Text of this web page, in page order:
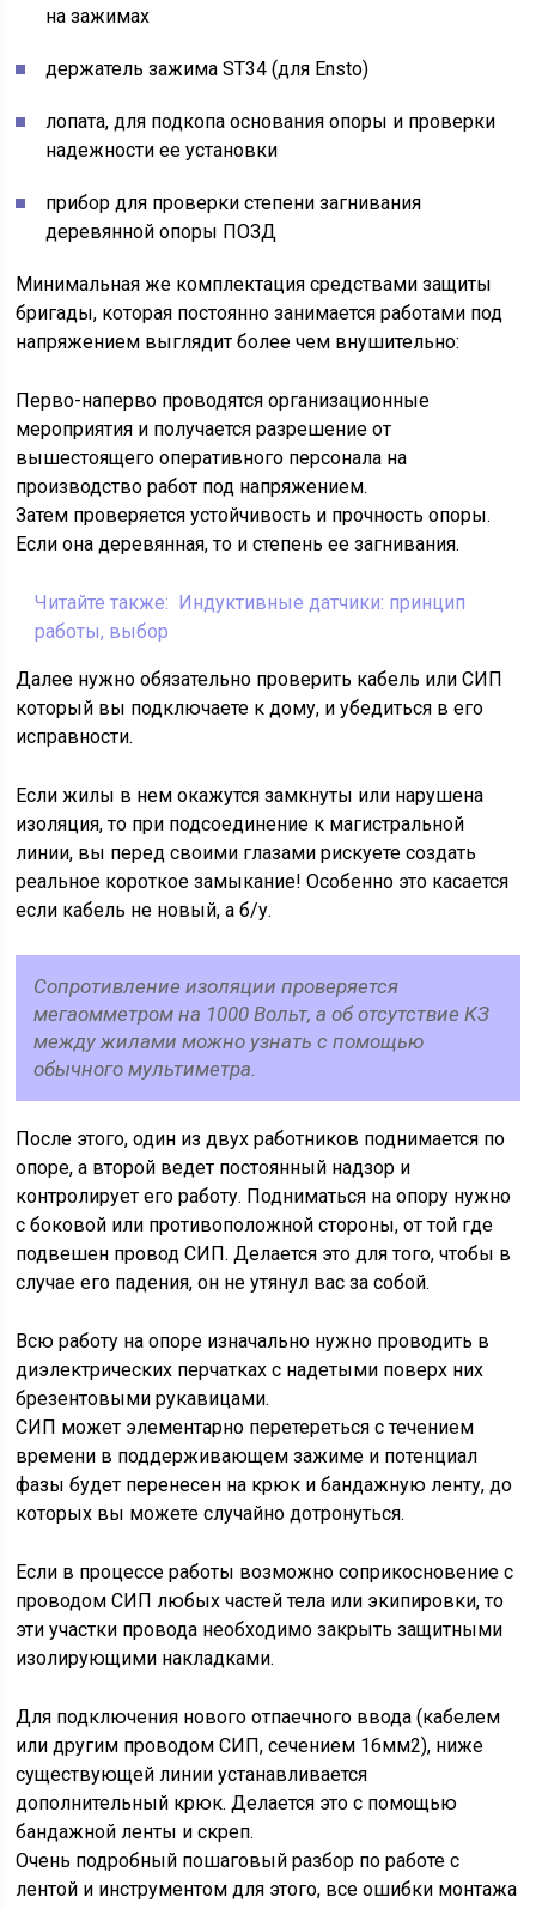
на зажимах
держатель зажима ST34 (для Ensto)
лопата, для подкопа основания опоры и проверки
надежности ее установки
прибор для проверки степени загнивания
деревянной опоры ПОЗД
Минимальная же комплектация средствами защиты
бригады, которая постоянно занимается работами под
напряжением выглядит более чем внушительно:
Перво-наперво проводятся организационные
мероприятия и получается разрешение от
вышестоящего оперативного персонала на
производство работ под напряжением.
Затем проверяется устойчивость и прочность опоры.
Если она деревянная, то и степень ее загнивания.
Читайте также: Индуктивные датчики: принцип
работы, выбор
Далее нужно обязательно проверить кабель или СИП
который вы подключаете к дому, и убедиться в его
исправности.
Если жилы в нем окажутся замкнуты или нарушена
изоляция, то при подсоединение к магистральной
линии, вы перед своими глазами рискуете создать
реальное короткое замыкание! Особенно это касается
если кабель не новый, а б/у.
Сопротивление изоляции проверяется
мегаомметром на 1000 Вольт, а об отсутствие КЗ
между жилами можно узнать с помощью
обычного мультиметра.
После этого, один из двух работников поднимается по
опоре, а второй ведет постоянный надзор и
контролирует его работу. Подниматься на опору нужно
с боковой или противоположной стороны, от той где
подвешен провод СИП. Делается это для того, чтобы в
случае его падения, он не утянул вас за собой.
Всю работу на опоре изначально нужно проводить в
диэлектрических перчатках с надетыми поверх них
брезентовыми рукавицами.
СИП может элементарно перетереться с течением
времени в поддерживающем зажиме и потенциал
фазы будет перенесен на крюк и бандажную ленту, до
которых вы можете случайно дотронуться.
Если в процессе работы возможно соприкосновение с
проводом СИП любых частей тела или экипировки, то
эти участки провода необходимо закрыть защитными
изолирующими накладками.
Для подключения нового отпаечного ввода (кабелем
или другим проводом СИП, сечением 16мм2), ниже
существующей линии устанавливается
дополнительный крюк. Делается это с помощью
бандажной ленты и скреп.
Очень подробный пошаговый разбор по работе с
лентой и инструментом для этого, все ошибки монтажа